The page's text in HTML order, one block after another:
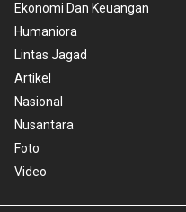
Ekonomi Dan Keuangan
Humaniora
Lintas Jagad
Artikel
Nasional
Nusantara
Foto
Video